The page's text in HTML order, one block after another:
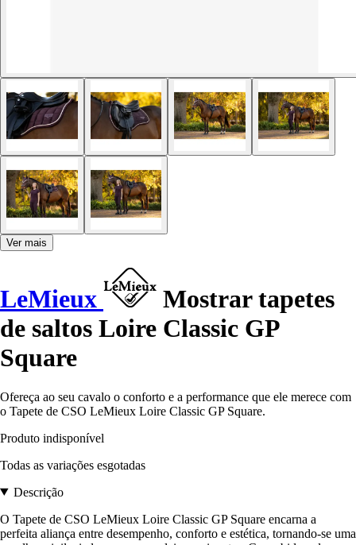
Ver mais
LeMieux
Mostrar tapetes
de saltos Loire Classic GP
Square
Ofereça ao seu cavalo o conforto e a performance que ele merece com
o Tapete de CSO LeMieux Loire Classic GP Square.
Produto indisponível
Todas as variações esgotadas
Descrição
O Tapete de CSO LeMieux Loire Classic GP Square encarna a
perfeita aliança entre desempenho, conforto e estética, tornando-se uma